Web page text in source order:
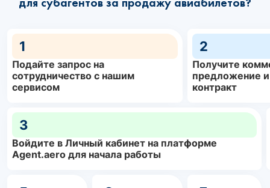
1
Подайте запрос на
сотрудничество с нашим
сервисом
2
Получите
предложение
контракт
3
Войдите в Личный кабинет на платформе
Agent.aero для начала работы